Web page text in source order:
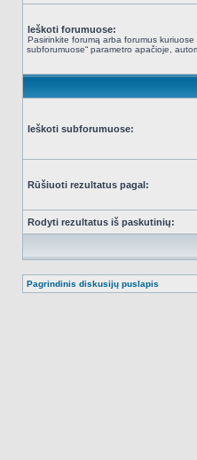
Ieškoti forumuose:
Pasirinkite forumą arba forumus
subforumuose“ parametro apačioje,
Ieškoti subforumuose:
Rūšiuoti rezultatus pagal:
Rodyti rezultatus iš paskutinių:
Pagrindinis diskusijų puslapis